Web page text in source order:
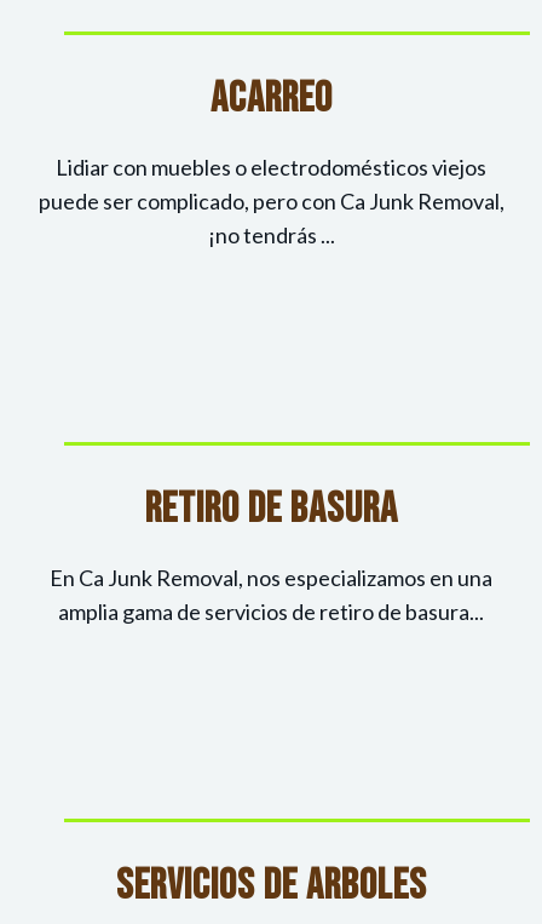
Acarreo
Lidiar con muebles o electrodomésticos viejos
puede ser complicado, pero con Ca Junk Removal,
¡no tendrás ...
Retiro De Basura
En Ca Junk Removal, nos especializamos en una
amplia gama de servicios de retiro de basura...
Servicios De Arboles